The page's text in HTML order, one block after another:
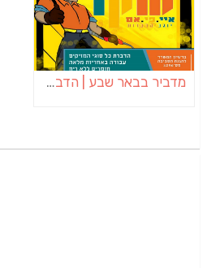
מדביר בבאר שבע | הדברה בבאר שבע | יוגב הדברות